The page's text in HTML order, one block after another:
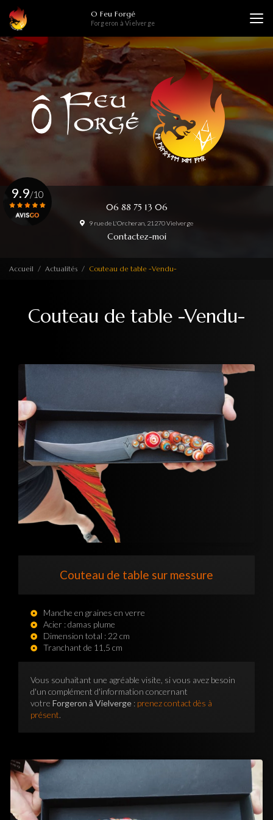
contenu
principal
O Feu Forgé
Forgeron à Vielverge
06 88 75 13 06
9 rue de L'Orcheran, 21270 Vielverge
Contactez-moi
9.9/10
Accueil Actualités Couteau de table -Vendu-
Couteau de table -Vendu-
Couteau de table sur messure
Manche en graines en verre
Acier : damas plume
Dimension total : 22 cm
Tranchant de 11,5 cm
Vous souhaitant une agréable visite, si vous avez besoin
d'un complément d'information concernant
votre Forgeron à Vielverge : prenez contact dès à
présent.